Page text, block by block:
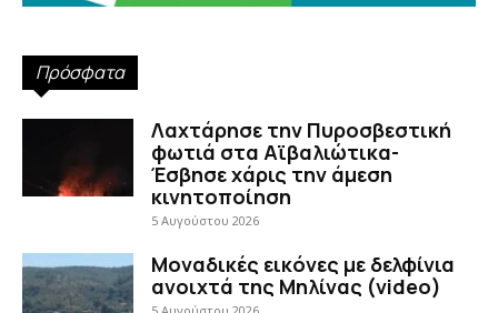
Πρόσφατα
Λαχτάρησε την Πυροσβεστική
φωτιά στα Αϊβαλιώτικα-
Έσβησε χάρις την άμεση
κινητοποίηση
5 Αυγούστου 2026
Μοναδικές εικόνες με δελφίνια
ανοιχτά της Μηλίνας (video)